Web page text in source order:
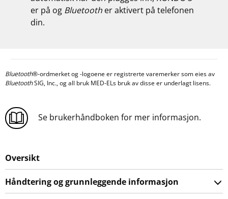
er på og Bluetooth er aktivert på telefonen
din.
Bluetooth®-ordmerket og -logoene er registrerte varemerker som eies av
BluetoothSIG, Inc., og all bruk MED-ELs bruk av disse er underlagt lisens.
Se brukerhåndboken for mer informasjon.
Oversikt
Håndtering og grunnleggende informasjon